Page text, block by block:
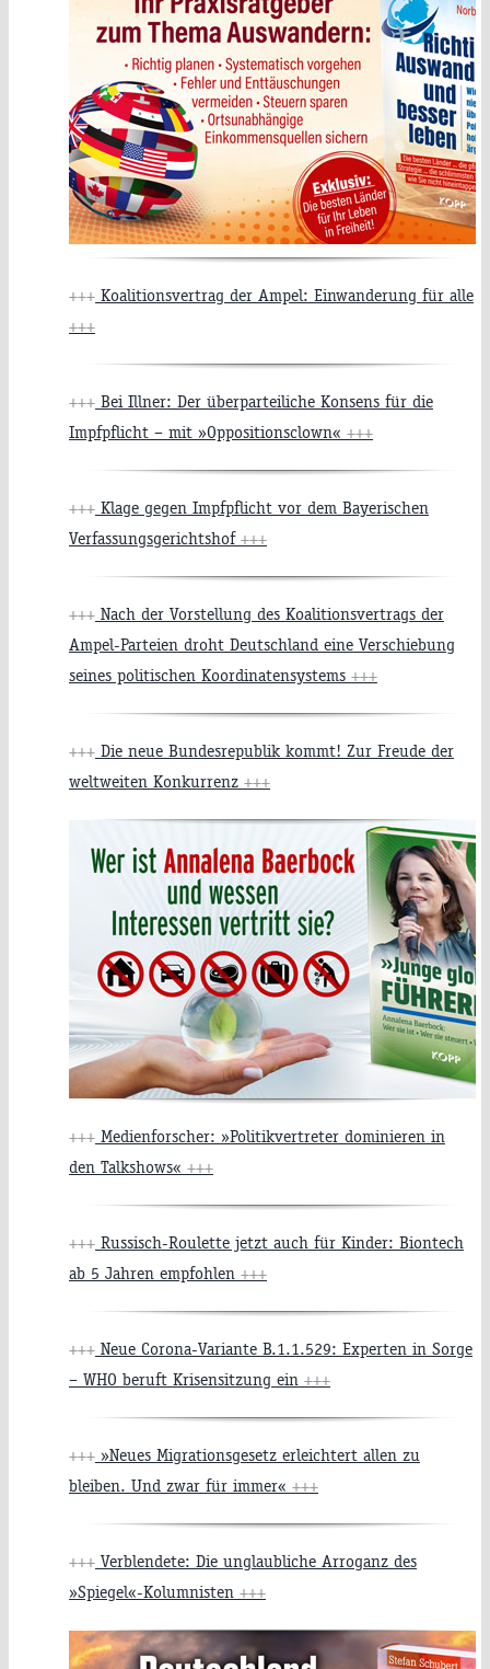
+++ Koalitionsvertrag der Ampel: Einwanderung für alle
+++
+++ Bei Illner: Der überparteiliche Konsens für die
Impfpflicht – mit »Oppositionsclown« +++
+++ Klage gegen Impfpflicht vor dem Bayerischen
Verfassungsgerichtshof +++
+++ Nach der Vorstellung des Koalitionsvertrags der
Ampel-Parteien droht Deutschland eine Verschiebung
seines politischen Koordinatensystems +++
+++ Die neue Bundesrepublik kommt! Zur Freude der
weltweiten Konkurrenz +++
+++ Medienforscher: »Politikvertreter dominieren in
den Talkshows« +++
+++ Russisch-Roulette jetzt auch für Kinder: Biontech
ab 5 Jahren empfohlen +++
+++ Neue Corona-Variante B.1.1.529: Experten in Sorge
– WHO beruft Krisensitzung ein +++
+++ »Neues Migrationsgesetz erleichtert allen zu
bleiben. Und zwar für immer« +++
+++ Verblendete: Die unglaubliche Arroganz des
»Spiegel«-Kolumnisten +++